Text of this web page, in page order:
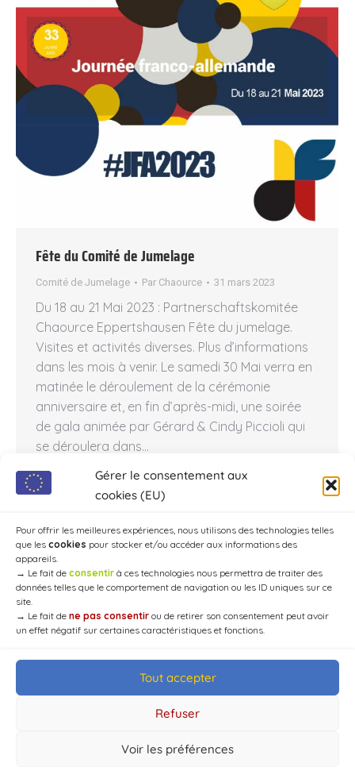
Gérer le consentement aux
cookies (EU)
Pour offrir les meilleures expériences, nous utilisons des technologies telles
que les cookies pour stocker et/ou accéder aux informations des
appareils.
→ Le fait de consentir à ces technologies nous permettra de traiter des
données telles que le comportement de navigation ou les ID uniques sur ce
site.
→ Le fait de ne pas consentir ou de retirer son consentement peut avoir
un effet négatif sur certaines caractéristiques et fonctions.
Tout accepter
Refuser
Voir les préférences
Fête du Comité de Jumelage
Comité de Jumelage Par Chaource 31 mars 2023
Du 18 au 21 Mai 2023 : Partnerschaftskomitée
Chaource Eppertshausen Fête du jumelage.
Visites et activités diverses. Plus d’informations
dans les mois à venir. Le samedi 30 Mai verra en
matinée le déroulement de la cérémonie
anniversaire et, en fin d’après-midi, une soirée
de gala animée par Gérard & Cindy Piccioli qui
se déroulera dans…
← 1 … 28 29 30 31 32
…
40
→
© Mairie de Chaource [2004-2024] | Tous droits réservés.
Developed byWEB3-DESIGN